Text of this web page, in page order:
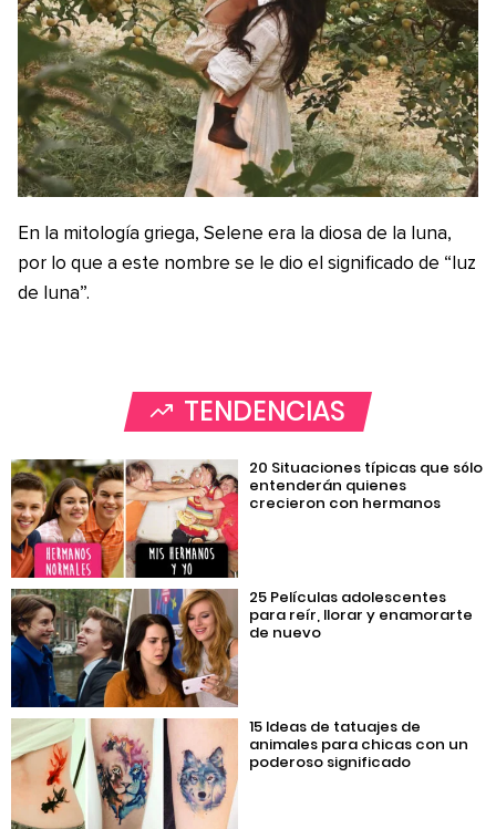
En la mitología griega, Selene era la diosa de la luna,
por lo que a este nombre se le dio el significado de “luz
de luna”.
TENDENCIAS
20 Situaciones típicas que sólo
entenderán quienes
crecieron con hermanos
25 Películas adolescentes
para reír, llorar y enamorarte
de nuevo
15 Ideas de tatuajes de
animales para chicas con un
poderoso significado